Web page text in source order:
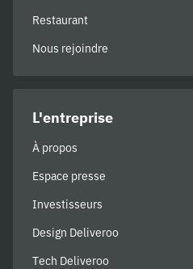
Restaurant
Nous rejoindre
L'entreprise
À propos
Espace presse
Investisseurs
Design Deliveroo
Tech Deliveroo